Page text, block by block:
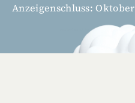
Anzeigenschluss: Oktober